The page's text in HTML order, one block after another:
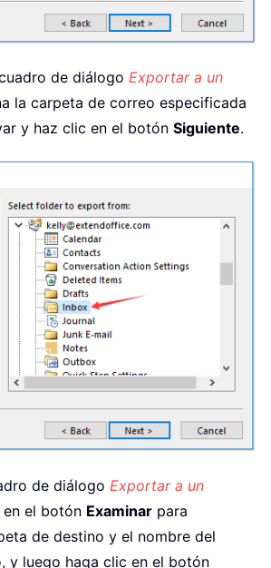
de diálogo Exportar a un
la carpeta de correo especificada
y haz clic en el botón Siguiente.
de diálogo Exportar a un
en el botón Examinar para
de destino y el nombre del
y luego haga clic en el botón